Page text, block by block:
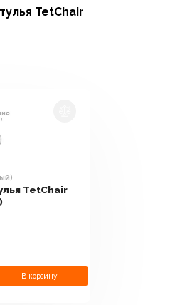
TetChair
TetChair
В корзину